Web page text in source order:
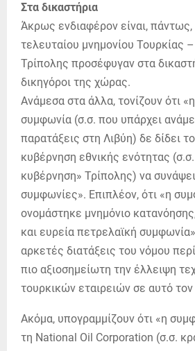
Στα δικαστήρια
Άκρως ενδιαφέρον είναι, πάντως,
τελευταίου μνημονίου Τουρκίας
Τρίπολης προσέφυγαν στα
δικηγόροι της χώρας.
Ανάμεσα στα άλλα, τονίζουν ότι
συμφωνία (σ.σ. που υπάρχει
παρατάξεις στη Λιβύη) δε δίδει
κυβέρνηση εθνικής ενότητας
κυβέρνηση» Τρίπολης) να
συμφωνίες». Επιπλέον, ότι «η
ονομάστηκε μνημόνιο
και ευρεία πετρελαϊκή
αρκετές διατάξεις του νόμου
πιο αξιοσημείωτη την έλλειψη
τουρκικών εταιρειών σε αυτό
Ακόμα, υπογραμμίζουν ότι «η
τη National Oil Corporation (σ.σ.